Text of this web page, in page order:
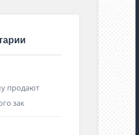
продают
зак